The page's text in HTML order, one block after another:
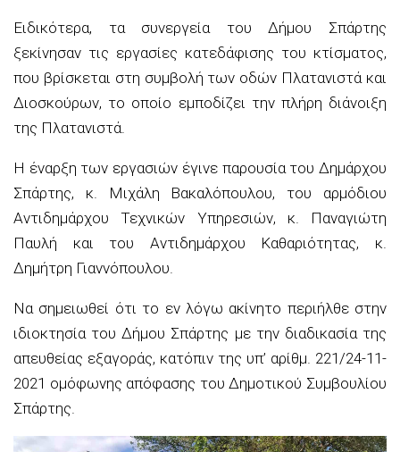
Ειδικότερα, τα συνεργεία του Δήμου Σπάρτης
ξεκίνησαν τις εργασίες κατεδάφισης του κτίσματος,
που βρίσκεται στη συμβολή των οδών Πλατανιστά και
Διοσκούρων, το οποίο εμποδίζει την πλήρη διάνοιξη
της Πλατανιστά.
Η έναρξη των εργασιών έγινε παρουσία του Δημάρχου
Σπάρτης, κ. Μιχάλη Βακαλόπουλου, του αρμόδιου
Αντιδημάρχου Τεχνικών Υπηρεσιών, κ. Παναγιώτη
Παυλή και του Αντιδημάρχου Καθαριότητας, κ.
Δημήτρη Γιαννόπουλου.
Να σημειωθεί ότι το εν λόγω ακίνητο περιήλθε στην
ιδιοκτησία του Δήμου Σπάρτης με την διαδικασία της
απευθείας εξαγοράς, κατόπιν της υπ’ αρίθμ. 221/24-11-
2021 ομόφωνης απόφασης του Δημοτικού Συμβουλίου
Σπάρτης.